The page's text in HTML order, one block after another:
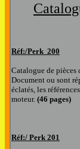
Réf:/Perk 200
Catalogue de pièces
Document ou sont
éclatés, les
moteur. (46 pages)
Réf:/ Perk 201